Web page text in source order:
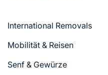
International Removals
Mobilität & Reisen
Senf & Gewürze